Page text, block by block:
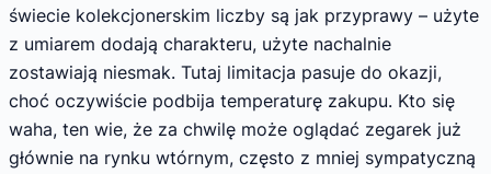
świecie kolekcjonerskim liczby są jak przyprawy – użyte
z umiarem dodają charakteru, użyte nachalnie
zostawiają niesmak. Tutaj limitacja pasuje do okazji,
choć oczywiście podbija temperaturę zakupu. Kto się
waha, ten wie, że za chwilę może oglądać zegarek już
głównie na rynku wtórnym, często z mniej sympatyczną